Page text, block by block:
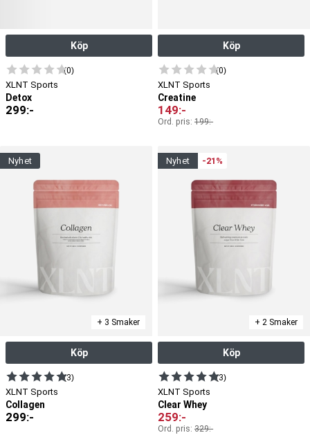
Köp
(0)
XLNT Sports
Detox
299:-
Köp
(0)
XLNT Sports
Creatine
149:-
Ord. pris: 199:-
nyhet
+ 3 Smaker
Köp
(3)
XLNT Sports
Collagen
299:-
nyhet -21%
+ 2 Smaker
Köp
(3)
XLNT Sports
Clear Whey
259:-
Ord. pris: 329:-